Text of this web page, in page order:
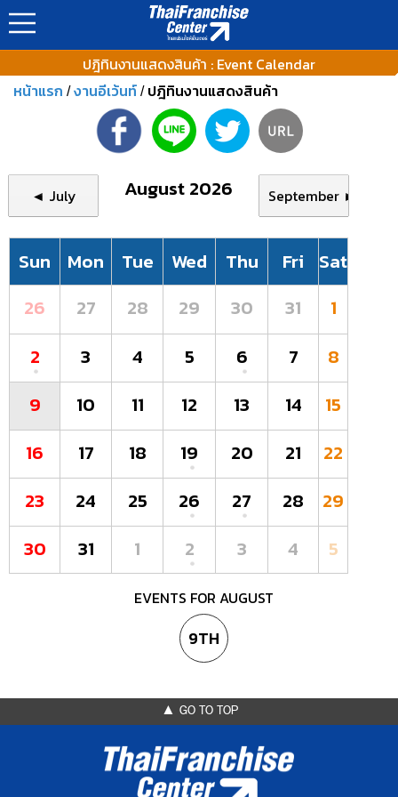
ปฎิทินงานแสดงสินค้า : Event Calendar
หน้าแรก /งานอีเว้นท์ / ปฎิทินงานแสดงสินค้า
◄ July August 2026 September ►
Sun Mon Tue Wed Thu Fri
Sat
26
27 28 29 30 31
1
2
3 4 5 6 7
8
9
10 11 12 13 14
15
16
17 18 19 20 21
22
23
24 25 26 27 28
29
30
31 1 2 3 4 5
EVENTS FOR AUGUST
9TH
▲ GO TO TOP